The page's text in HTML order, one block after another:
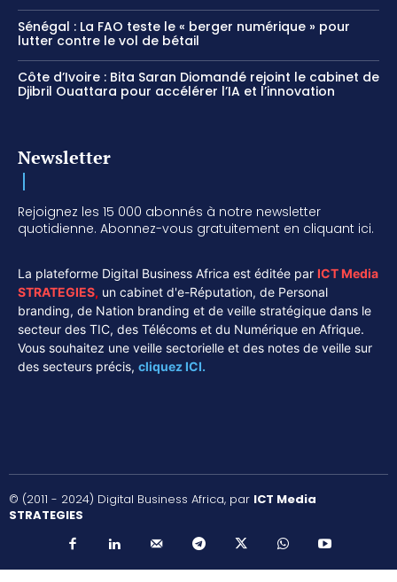
Sénégal : La FAO teste le « berger numérique » pour
lutter contre le vol de bétail
Côte d’Ivoire : Bita Saran Diomandé rejoint le cabinet de
Djibril Ouattara pour accélérer l’IA et l’innovation
Newsletter
Rejoignez les 15 000 abonnés à notre newsletter
quotidienne. Abonnez-vous gratuitement en cliquant ici.
La plateforme Digital Business Africa est éditée par ICT Media
STRATEGIES, un cabinet d'e-Réputation, de Personal
branding, de Nation branding et de veille stratégique dans le
secteur des TIC, des Télécoms et du Numérique en Afrique.
Vous souhaitez une veille sectorielle et des notes de veille sur
des secteurs précis, cliquez ICI.
© (2011 - 2024) Digital Business Africa, par ICT Media
STRATEGIES